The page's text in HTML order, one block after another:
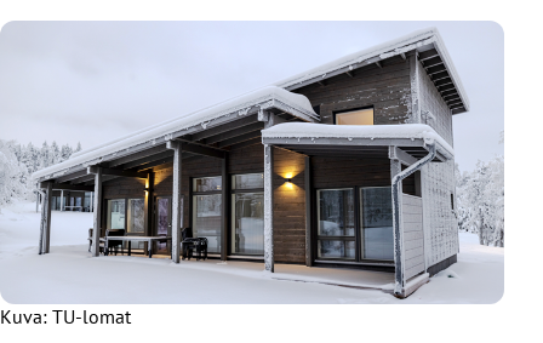
Kuva: TU-lomat